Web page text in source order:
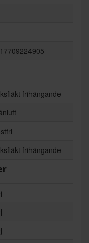
frihängande
frihängande